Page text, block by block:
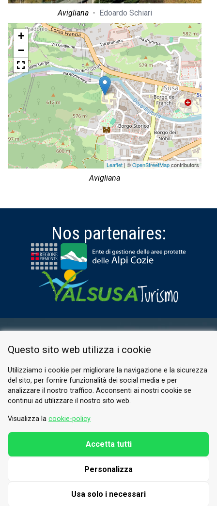
Avigliana - Edoardo Schiari
+
−
Leaflet | ©OpenStreetMapcontributors
Avigliana
Nos partenaires:
PRIVACY POLICY
© 2026 Valle di Susa
Tesori di Arte e Cultura Alpina
Tel.
E-mail.info@vallesusa-tesori.it
Questo sito web utilizza i cookie
Utilizziamo i cookie per migliorare la navigazione e la sicurezza
del sito, per fornire funzionalità dei social media e per
analizzare il nostro traffico. Acconsenti ai nostri cookie se
continui ad utilizzare il nostro sito web.
Visualizza la cookie-policy
Usa solo i necessari
Personalizza
Accetta tutti